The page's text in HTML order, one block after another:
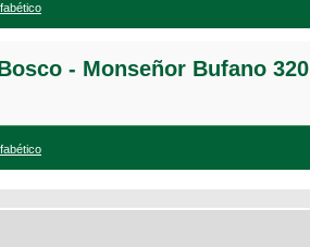
- Monseñor Bufano 320